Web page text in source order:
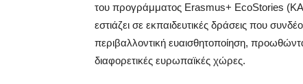
του προγράμματος Erasmus+ EcoStories
εστιάζει σε εκπαιδευτικές δράσεις που
περιβαλλοντική ευαισθητοποίηση,
διαφορετικές ευρωπαϊκές χώρες.